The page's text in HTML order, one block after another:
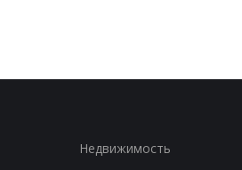
Недвижимость